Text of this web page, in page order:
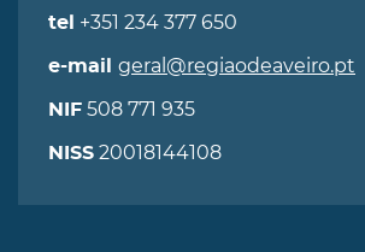
tel +351 234 377 650
e-mail geral@regiaodeaveiro.pt
NIF 508 771 935
NISS 20018144108